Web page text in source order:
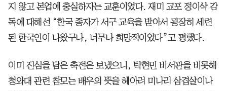
지 않고 본업에 충실하자는 교훈이었다. 재미 교포 정이삭 감
독에 대해선 “한국 종자가 서구 교육을 받아서 굉장히 세련
된 한국인이 나왔구나, 너무나 희망적이었다”고 평했다.
이미 진심을 담은 축전은 보냈으니, 탁현민 비서관을 비롯해
청와대 관련 참모는 배우의 뜻을 헤아려 미나리 삼겹살이나